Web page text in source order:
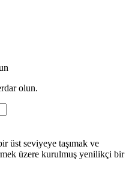
olun.
üst seviyeye taşımak ve
üzere kurulmuş yenilikçi bir